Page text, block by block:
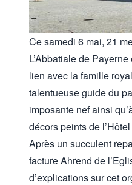
Ce samedi 6 mai, 21
L’Abbatiale de
lien avec la famille
talentueuse guide du
imposante nef ainsi
décors peints de
Après un succulent
facture Ahrend de
d’explications sur cet